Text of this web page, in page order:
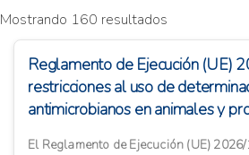
Mostrando 160 resultados
Reglamento de Ejecución (UE)
restricciones al uso de
antimicrobianos en animales y
El Reglamento de Ejecución (UE)